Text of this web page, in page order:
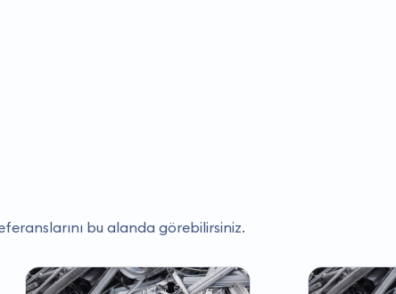
bu alanda görebilirsiniz.